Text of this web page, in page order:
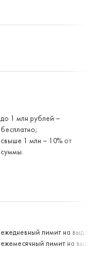
до 1 млн рублей –
бесплатно;
свыше 1 млн – 10% от
суммы.
ежедневный лимит на
ежемесячный лимит на